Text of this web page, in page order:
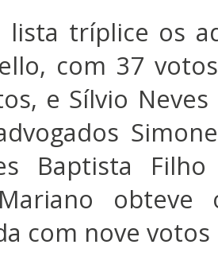
tríplice os
com 37
e Sílvio
Baptista
com nove